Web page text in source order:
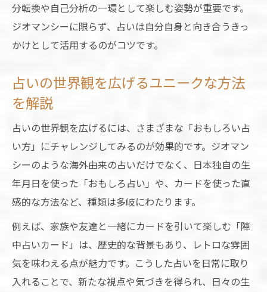
分転換や自己分析の一環として楽しむ姿勢が重要です。
ジオマンシーに限らず、占いは自分自身と向き合うきっ
かけとして活用するのがコツです。
占いの世界観を広げるユニークな方法
を解説
占いの世界観を広げるには、さまざまな「おもしろい占
い方」にチャレンジしてみるのが効果的です。ジオマン
シーのような海外由来の占いだけでなく、日本独自の生
年月日を使った「おもしろ占い」や、カードを使った直
感的な方法など、種類は多岐にわたります。
例えば、家族や友達と一緒にカードを引いて楽しむ「陣
中占いカード」は、歴史的な背景もあり、レトロな雰囲
気を味わえる点が魅力です。こうした占いを日常に取り
入れることで、新たな視点や気づきを得られ、日々の生